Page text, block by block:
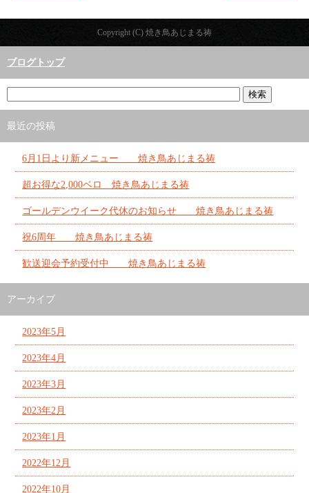
Copyright (C) 焼き鳥あじまる祷
ブログトップ
最近の投稿
6月1日より新メニュー 焼き鳥あじまる祷
超お得な2,000ベロ 焼き鳥あじまる祷
ゴールデンウイーク代休のお知らせ 焼き鳥あじまる祷
祝6周年 焼き鳥あじまる祷
歓送迎会予約受付中 焼き鳥あじまる祷
アーカイブ
2023年5月
2023年4月
2023年3月
2023年2月
2023年1月
2022年12月
2022年10月